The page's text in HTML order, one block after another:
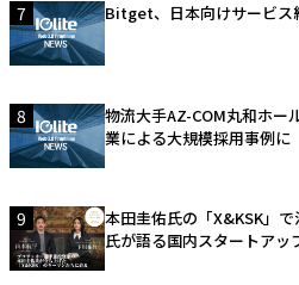
7 Bitget、日本向けサービ
8
物流大手AZ-COM丸和ホ
業による大規模採用事例に
9
本田圭佑氏の「X&KSK」
氏が語る国内スタートアッ